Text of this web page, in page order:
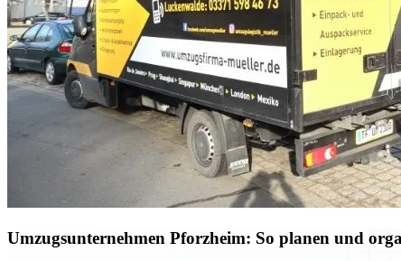
Umzugsunternehmen Pforzheim: So planen und